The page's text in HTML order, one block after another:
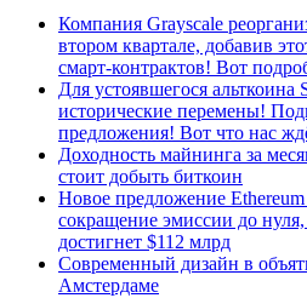
Компания Grayscale
втором квартале, добавив
смарт-контрактов! Вот
Для устоявшегося альткоина
исторические перемены!
предложения! Вот что нас
Доходность майнинга за
стоит добыть биткоин
Новое предложение Ethereum
сокращение эмиссии до
достигнет $112 млрд
Современный дизайн в
Амстердаме